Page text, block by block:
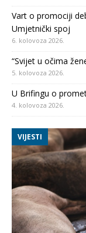
Vart o promociji
Umjetnički spoj
6. kolovoza 2026.
“Svijet u očima
5. kolovoza 2026.
U Brifingu o
4. kolovoza 2026.
VIJESTI